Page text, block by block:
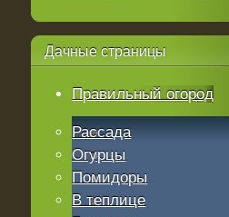
Дачные страницы
Правильный огород
Рассада
Огурцы
Помидоры
В теплице